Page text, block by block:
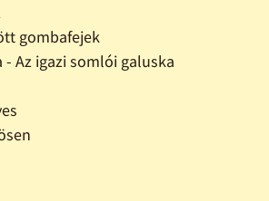
gombafejek
Az igazi somlói galuska